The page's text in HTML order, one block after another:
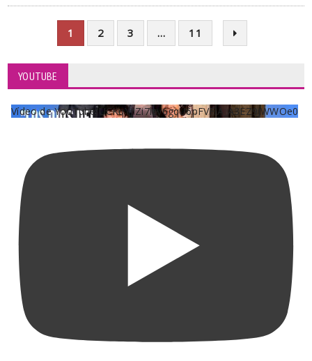
1 2 3 … 11
YOUTUBE
Vídeo de YouTube UCKqYjiZi7lzy6gqU6pFVFiA_A3EZ9JWWOe0